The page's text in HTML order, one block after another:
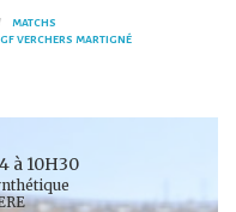
MATCHS
VERCHERS MARTIGNÉ
à 10H30